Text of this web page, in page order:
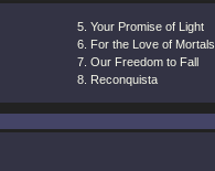
Your Promise of Light
For the Love of Mortals
Our Freedom to Fall
Reconquista